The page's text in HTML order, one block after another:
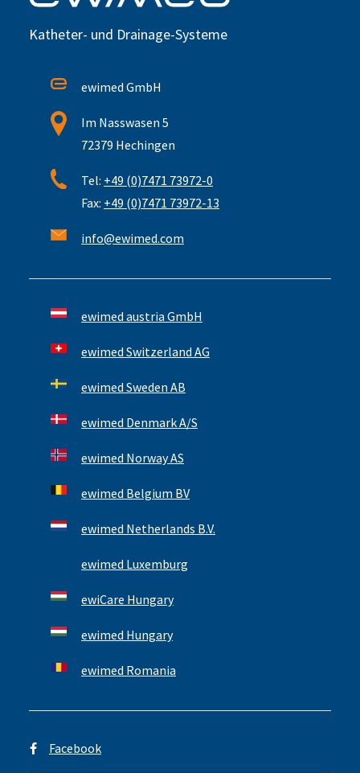
Katheter- und Drainage-Systeme
ewimed GmbH
Im Nasswasen 5
72379 Hechingen
Tel: +49 (0)7471 73972-0
Fax: +49 (0)7471 73972-13
info@ewimed.com
ewimed austria GmbH
ewimed Switzerland AG
ewimed Sweden AB
ewimed Denmark A/S
ewimed Norway AS
ewimed Belgium BV
ewimed Netherlands B.V.
ewimed Luxemburg
ewiCare Hungary
ewimed Hungary
ewimed Romania
Facebook